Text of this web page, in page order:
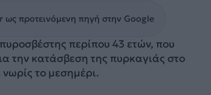
προτεινόμενη πηγή στην Google
περίπου 43 ετών, που
την κατάσβεση της πυρκαγιάς στο
το μεσημέρι.